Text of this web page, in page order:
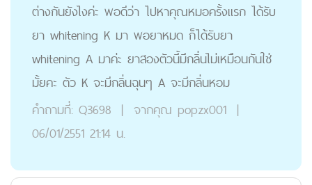
ต่างกันยังไงค่ะ พอดีว่า ไปหาคุณหมอครั้งแรก ได้รับ
ยา whitening K มา พอยาหมด ก็ได้รับยา
whitening A มาค่ะ ยาสองตัวนี้มีกลิ่นไม่เหมือนกันใช่
มั้ยคะ ตัว K จะมีกลิ่นฉุนๆ A จะมีกลิ่นหอม
คำถามที่: Q3698 | จากคุณ popzx001 |
06/01/2551 21:14 น.